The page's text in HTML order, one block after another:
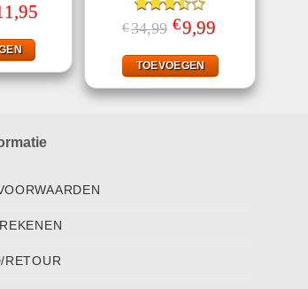
Gewaardeerd
3.50 uit
5
€34,99 Oorspronkelijke
prijs
€34,99.
€9,99
€9,99.
TOEVOEGEN
RETOUR